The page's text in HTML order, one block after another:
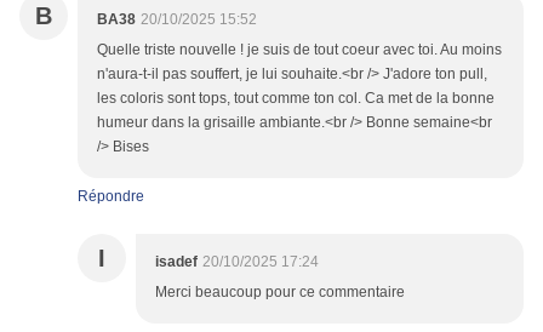
B BA38 20/10/2025 15:52
Quelle triste nouvelle ! je suis de tout coeur avec toi. Au moins
n'aura-t-il pas souffert, je lui souhaite.<br /> J'adore ton pull,
les coloris sont tops, tout comme ton col. Ca met de la bonne
humeur dans la grisaille ambiante.<br /> Bonne semaine<br
/> Bises
Répondre
I isadef 20/10/2025 17:24
Merci beaucoup pour ce commentaire